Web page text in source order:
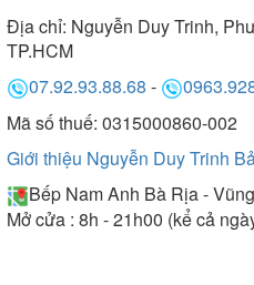
Địa chỉ: Nguyễn Duy Trinh,
TP.HCM
07.92.93.88.68 -
Mã số thuế: 0315000860-002
Giới thiệu Nguyễn Duy Trinh
Bếp Nam Anh Bà Rịa -
Mở cửa : 8h - 21h00 (kể cả